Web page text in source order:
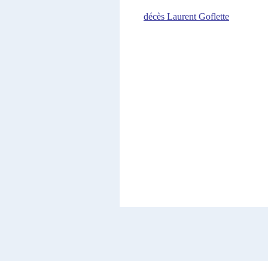
décès Laurent Goflette